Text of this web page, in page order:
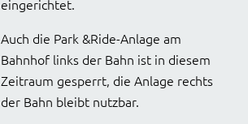
eingerichtet.
Auch die Park &Ride-Anlage am
Bahnhof links der Bahn ist in diesem
Zeitraum gesperrt, die Anlage rechts
der Bahn bleibt nutzbar.